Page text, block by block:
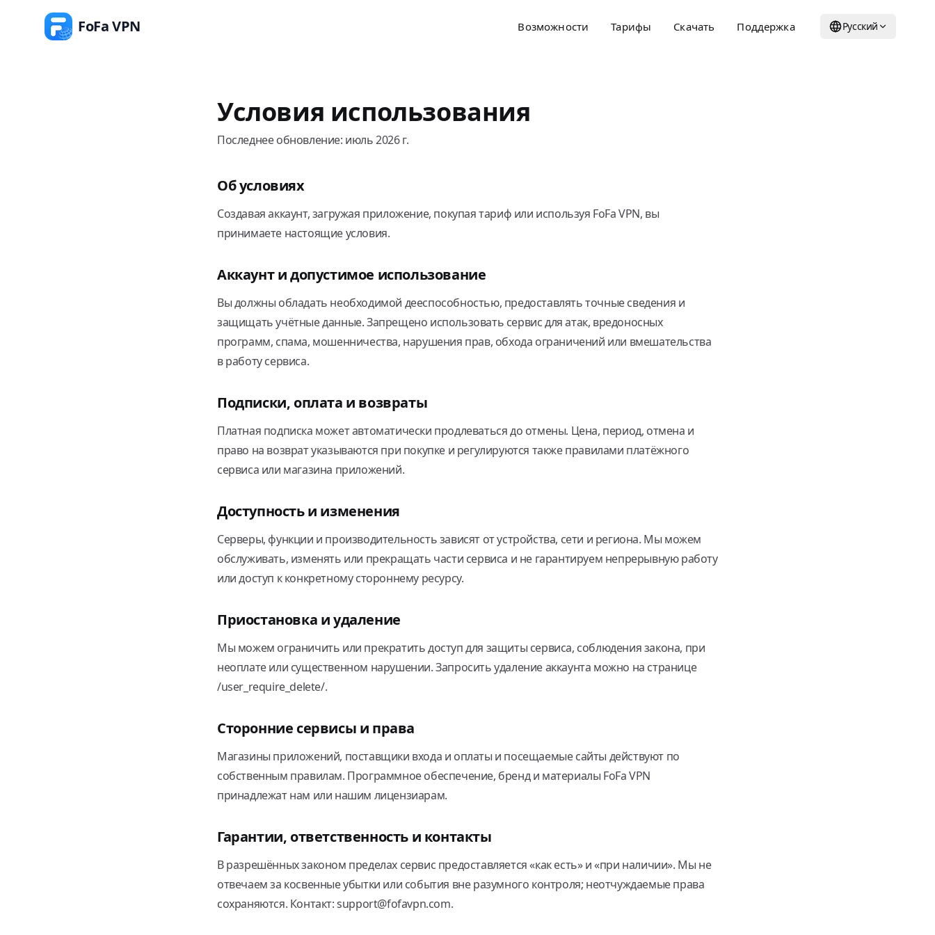
FoFa VPN Возможности Тарифы Скачать Поддержка Русский
Условия использования
Последнее обновление: июль 2026 г.
Об условиях
Создавая аккаунт, загружая приложение, покупая тариф или используя FoFa VPN, вы
принимаете настоящие условия.
Аккаунт и допустимое использование
Вы должны обладать необходимой дееспособностью, предоставлять точные сведения и
защищать учётные данные. Запрещено использовать сервис для атак, вредоносных
программ, спама, мошенничества, нарушения прав, обхода ограничений или вмешательства
в работу сервиса.
Подписки, оплата и возвраты
Платная подписка может автоматически продлеваться до отмены. Цена, период, отмена и
право на возврат указываются при покупке и регулируются также правилами платёжного
сервиса или магазина приложений.
Доступность и изменения
Серверы, функции и производительность зависят от устройства, сети и региона. Мы можем
обслуживать, изменять или прекращать части сервиса и не гарантируем непрерывную работу
или доступ к конкретному стороннему ресурсу.
Приостановка и удаление
Мы можем ограничить или прекратить доступ для защиты сервиса, соблюдения закона, при
неоплате или существенном нарушении. Запросить удаление аккаунта можно на странице
/user_require_delete/.
Сторонние сервисы и права
Магазины приложений, поставщики входа и оплаты и посещаемые сайты действуют по
собственным правилам. Программное обеспечение, бренд и материалы FoFa VPN
принадлежат нам или нашим лицензиарам.
Гарантии, ответственность и контакты
В разрешённых законом пределах сервис предоставляется «как есть» и «при наличии». Мы не
отвечаем за косвенные убытки или события вне разумного контроля; неотчуждаемые права
сохраняются. Контакт: support@fofavpn.com.